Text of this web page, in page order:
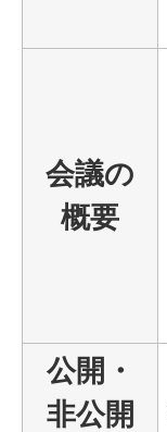
会議の
概要
公開・
非公開